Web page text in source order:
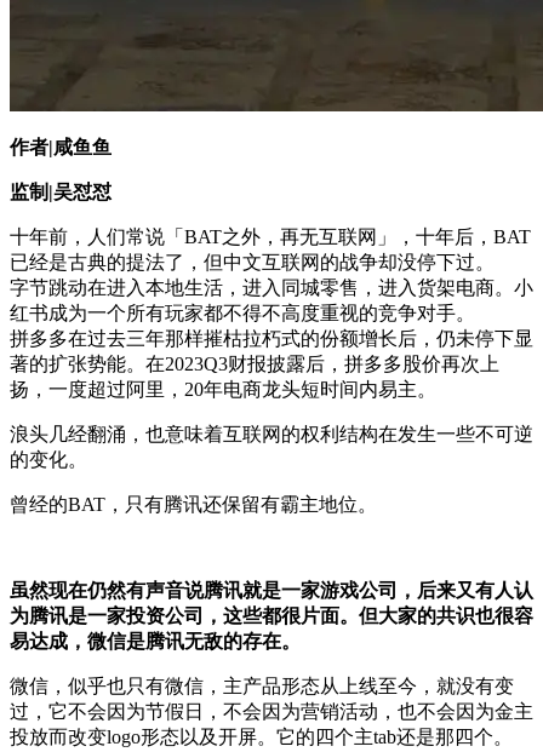
作者|咸鱼鱼
监制|吴怼怼
十年前，人们常说「BAT之外，再无互联网」，十年后，BAT
已经是古典的提法了，但中文互联网的战争却没停下过。
字节跳动在进入本地生活，进入同城零售，进入货架电商。小
红书成为一个所有玩家都不得不高度重视的竞争对手。
拼多多在过去三年那样摧枯拉朽式的份额增长后，仍未停下显
著的扩张势能。在2023Q3财报披露后，拼多多股价再次上
扬，一度超过阿里，20年电商龙头短时间内易主。
浪头几经翻涌，也意味着互联网的权利结构在发生一些不可逆
的变化。
曾经的BAT，只有腾讯还保留有霸主地位。
虽然现在仍然有声音说腾讯就是一家游戏公司，后来又有人认
为腾讯是一家投资公司，这些都很片面。但大家的共识也很容
易达成，微信是腾讯无敌的存在。
微信，似乎也只有微信，主产品形态从上线至今，就没有变
过，它不会因为节假日，不会因为营销活动，也不会因为金主
投放而改变logo形态以及开屏。它的四个主tab还是那四个。